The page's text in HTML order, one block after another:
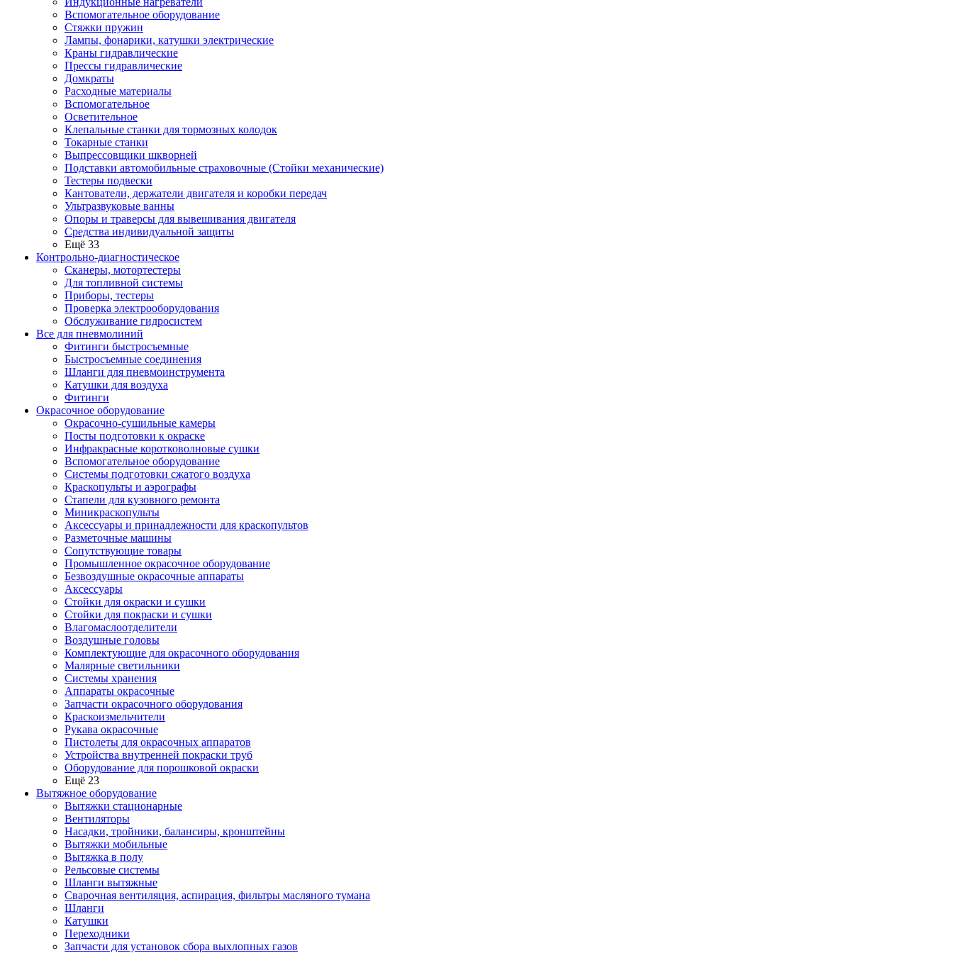
Вспомогательное оборудование
Стяжки пружин
Лампы, фонарики, катушки электрические
Краны гидравлические
Прессы гидравлические
Домкраты
Расходные материалы
Вспомогательное
Осветительное
Клепальные станки для тормозных колодок
Токарные станки
Выпрессовщики шкворней
Подставки автомобильные страховочные (Стойки механические)
Тестеры подвески
Кантователи, держатели двигателя и коробки передач
Ультразвуковые ванны
Опоры и траверсы для вывешивания двигателя
Средства индивидуальной защиты
Ещё 33
Контрольно-диагностическое
Сканеры, мотортестеры
Для топливной системы
Приборы, тестеры
Проверка электрооборудования
Обслуживание гидросистем
Все для пневмолиний
Фитинги быстросъемные
Быстросъемные соединения
Шланги для пневмоинструмента
Катушки для воздуха
Фитинги
Окрасочное оборудование
Окрасочно-сушильные камеры
Посты подготовки к окраске
Инфракрасные коротковолновые сушки
Вспомогательное оборудование
Системы подготовки сжатого воздуха
Краскопульты и аэрографы
Стапели для кузовного ремонта
Миникраскопульты
Аксессуары и принадлежности для краскопультов
Разметочные машины
Сопутствующие товары
Промышленное окрасочное оборудование
Безвоздушные окрасочные аппараты
Аксессуары
Стойки для окраски и сушки
Стойки для покраски и сушки
Влагомаслоотделители
Воздушные головы
Комплектующие для окрасочного оборудования
Малярные светильники
Системы хранения
Аппараты окрасочные
Запчасти окрасочного оборудования
Краскоизмельчители
Рукава окрасочные
Пистолеты для окрасочных аппаратов
Устройства внутренней покраски труб
Оборудование для порошковой окраски
Ещё 23
Вытяжное оборудование
Вытяжки стационарные
Вентиляторы
Насадки, тройники, балансиры, кронштейны
Вытяжки мобильные
Вытяжка в полу
Рельсовые системы
Шланги вытяжные
Сварочная вентиляция, аспирация, фильтры масляного тумана
Шланги
Катушки
Переходники
Запчасти для установок сбора выхлопных газов